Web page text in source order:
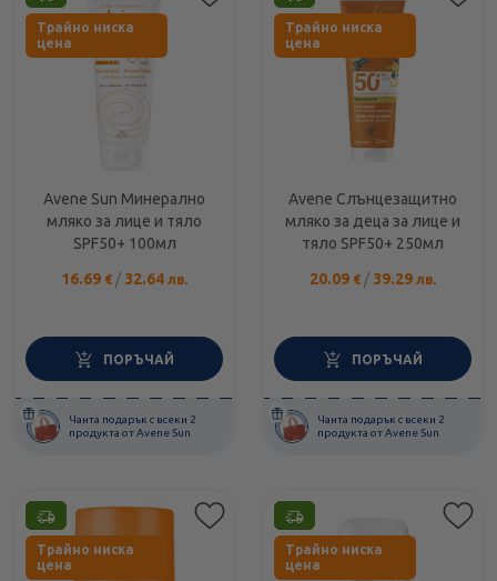
Трайно ниска
цена
Avene Sun Минерално
мляко за лице и тяло
SPF50+ 100мл
16.69 € / 32.64 лв.
ПОРЪЧАЙ
Чанта подарък с всеки 2
продукта от Avene Sun
Трайно ниска
цена
Avene Слънцезащитно
мляко за деца за лице и
тяло SPF50+ 250мл
20.09 € / 39.29 лв.
ПОРЪЧАЙ
Чанта подарък с всеки 2
продукта от Avene Sun
Етикети
Трайно ниска
цена
Етикети
Трайно ниска
цена